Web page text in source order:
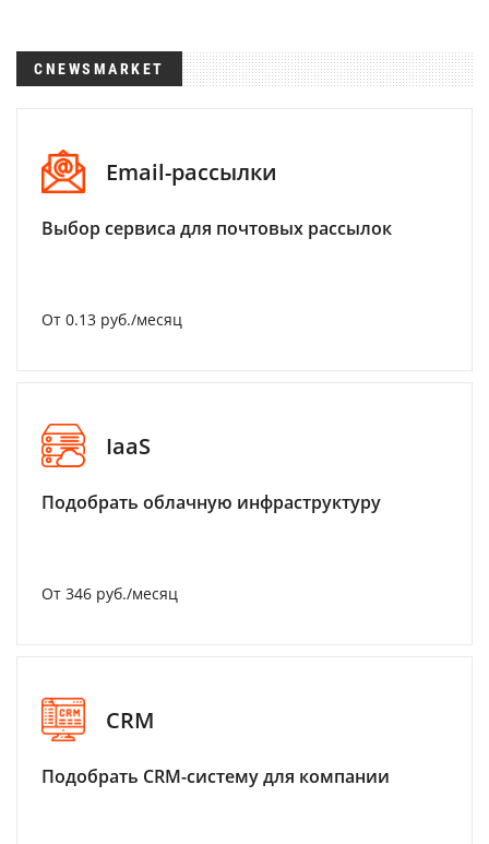
CNEWSMARKET
Email-рассылки
Выбор сервиса для почтовых рассылок
От 0.13 руб./месяц
IaaS
Подобрать облачную инфраструктуру
От 346 руб./месяц
CRM
Подобрать CRM-систему для компании